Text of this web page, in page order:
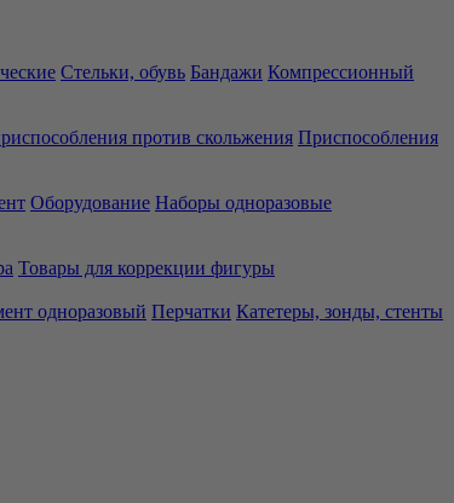
Стельки, обувь Бандажи Компрессионный
против скольжения Приспособления
Оборудование Наборы одноразовые
Товары для коррекции фигуры
одноразовый Перчатки Катетеры, зонды, стенты